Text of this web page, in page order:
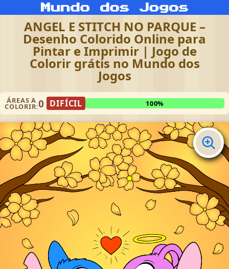
ANGEL E STITCH NO PARQUE –
Desenho Colorido Online para
Pintar e Imprimir | Jogo de
Colorir grátis no Mundo dos
Jogos
ÁREAS A
COLORIR:0 DIFÍCIL 100%